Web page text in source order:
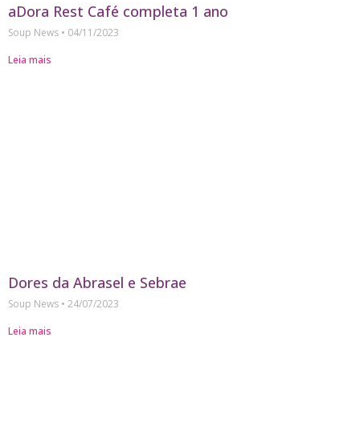
aDora Rest Café completa 1 ano
Soup News
04/11/2023
Leia mais
Dores da Abrasel e Sebrae
Soup News
24/07/2023
Leia mais